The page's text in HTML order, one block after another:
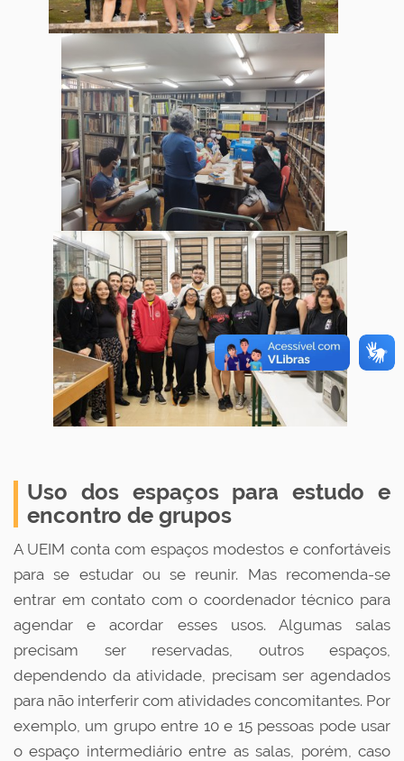
Uso dos espaços para estudo e
encontro de grupos
A UEIM conta com espaços modestos e confortáveis
para se estudar ou se reunir. Mas recomenda-se
entrar em contato com o coordenador técnico para
agendar e acordar esses usos. Algumas salas
precisam ser reservadas, outros espaços,
dependendo da atividade, precisam ser agendados
para não interferir com atividades concomitantes. Por
exemplo, um grupo entre 10 e 15 pessoas pode usar
o espaço intermediário entre as salas, porém, caso